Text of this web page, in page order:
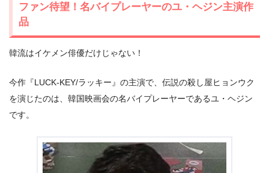
ファン待望！名バイプレーヤーのユ・ヘジン主演作
品
韓流はイケメン俳優だけじゃない！
今作『LUCK-KEY/ラッキー』の主演で、伝説の殺し屋ヒョンウク
を演じたのは、韓国映画会の名バイプレーヤーであるユ・ヘジン
です。